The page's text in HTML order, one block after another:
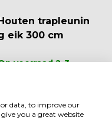
trapleunin
eik 300 cm
voorraad 2-3
99,00
Vergelijk
data, to improve our
you a great website